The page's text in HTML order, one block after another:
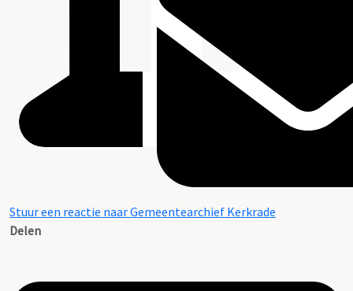
Stuur een reactie naar Gemeentearchief Kerkrade
Delen